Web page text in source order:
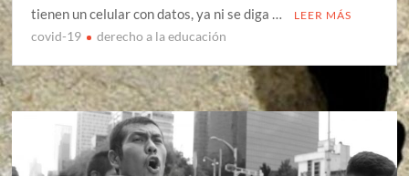
tienen un celular con datos, ya ni se diga …
LEER MÁS
covid-19 derecho a la educación